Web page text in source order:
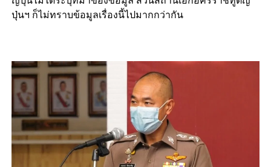
ปุ่นฯ ก็ไม่ทราบข้อมูลเรื่องนี้ไปมากกว่ากัน